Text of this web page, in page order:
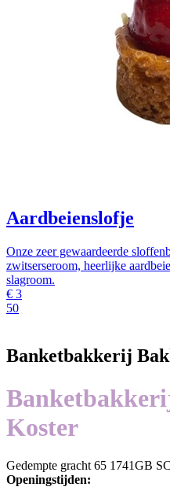
Aardbeienslofje
Onze zeer gewaardeerde
zwitserseroom, heerlijke
slagroom.
€ 3
50
Banketbakkerij
Koster
Gedempte gracht 65 1741GB
Openingstijden: